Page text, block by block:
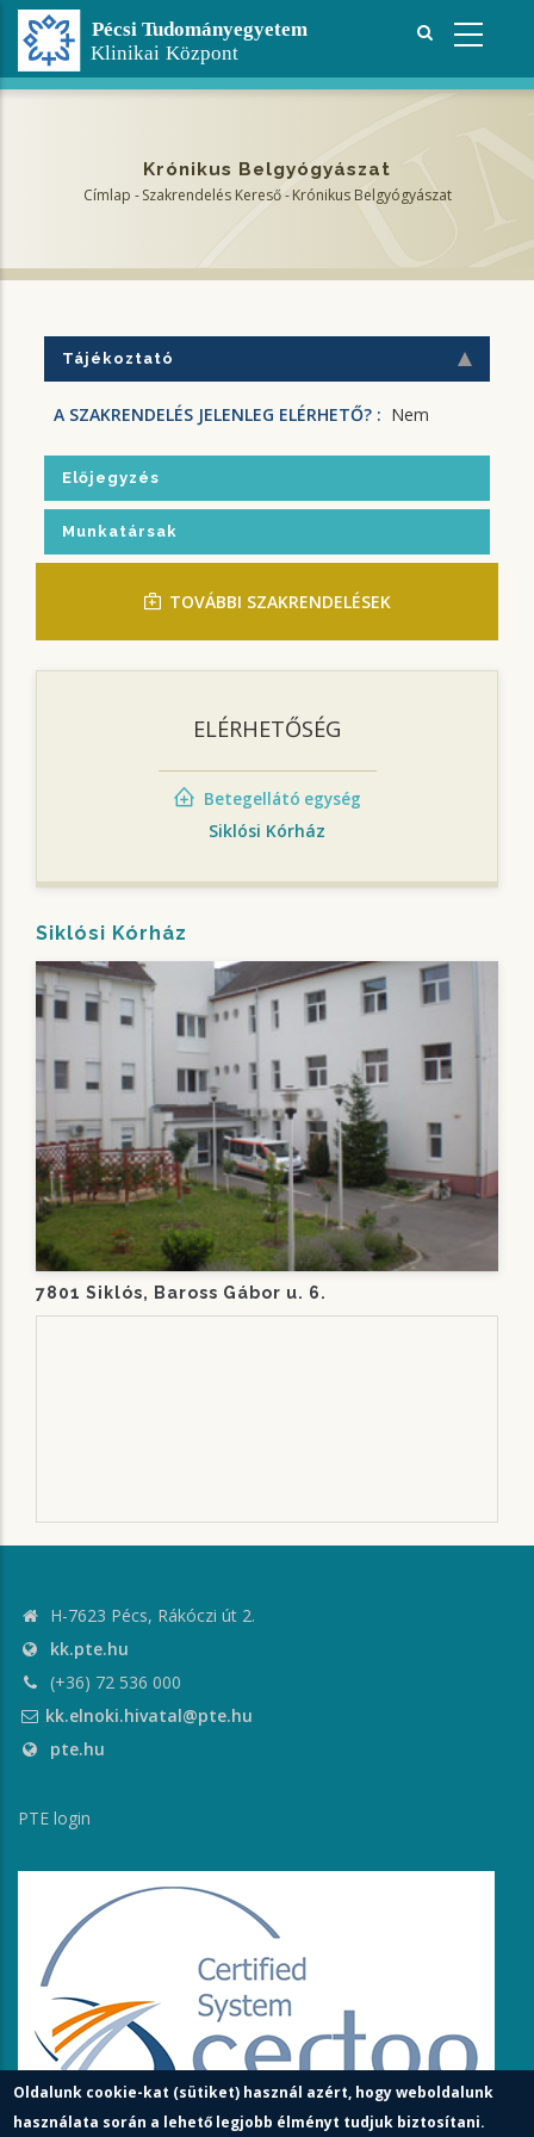
Ugrás
tartalomra
Krónikus Belgyógyászat
Címlap - Szakrendelés Kereső - Krónikus Belgyógyászat
Tájékoztató
A SZAKRENDELÉS JELENLEG ELÉRHETŐ? : Nem
Előjegyzés
Munkatársak
TOVÁBBI SZAKRENDELÉSEK
ELÉRHETŐSÉG
Betegellátó egység
Siklósi Kórház
Siklósi Kórház
7801 Siklós, Baross Gábor u. 6.
H-7623 Pécs, Rákóczi út 2.
kk.pte.hu
(+36) 72 536 000
kk.elnoki.hivatal@pte.hu
pte.hu
PTE login
Oldalunk cookie-kat (sütiket) használ azért, hogy weboldalunk
használata során a lehető legjobb élményt tudjuk biztosítani.